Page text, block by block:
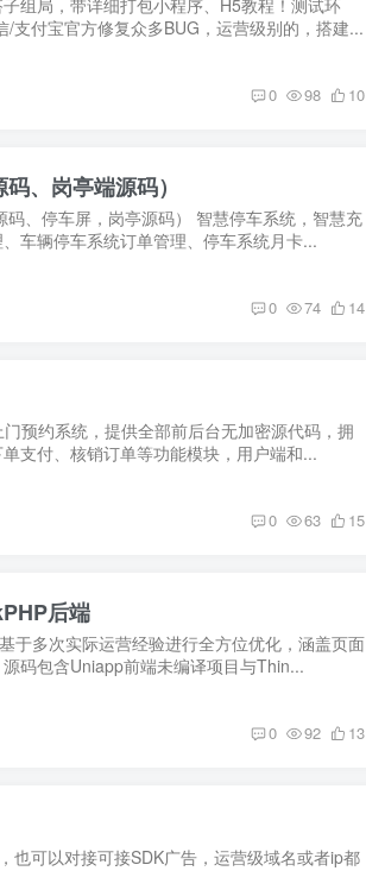
支付宝官方修复众多BUG，运营级别的，搭建...
0 98 10
、岗亭端源码）
、停车屏，岗亭源码） 智慧停车系统，智慧充
车辆停车系统订单管理、停车系统月卡...
0 74 14
预约系统，提供全部前后台无加密源代码，拥
支付、核销订单等功能模块，用户端和...
0 63 15
后端
于多次实际运营经验进行全方位优化，涵盖页面
码包含Uniapp前端未编译项目与Thin...
0 92 13
也可以对接可接SDK广告，运营级域名或者ip都